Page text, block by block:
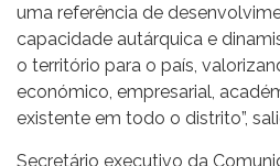
uma referência de
capacidade autárquica e
o território para o país,
económico, empresarial,
existente em todo o distrito”,
Secretário executivo da